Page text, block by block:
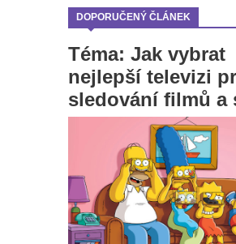
DOPORUČENÝ ČLÁNEK
Téma: Jak vybrat
nejlepší televizi
sledování filmů a